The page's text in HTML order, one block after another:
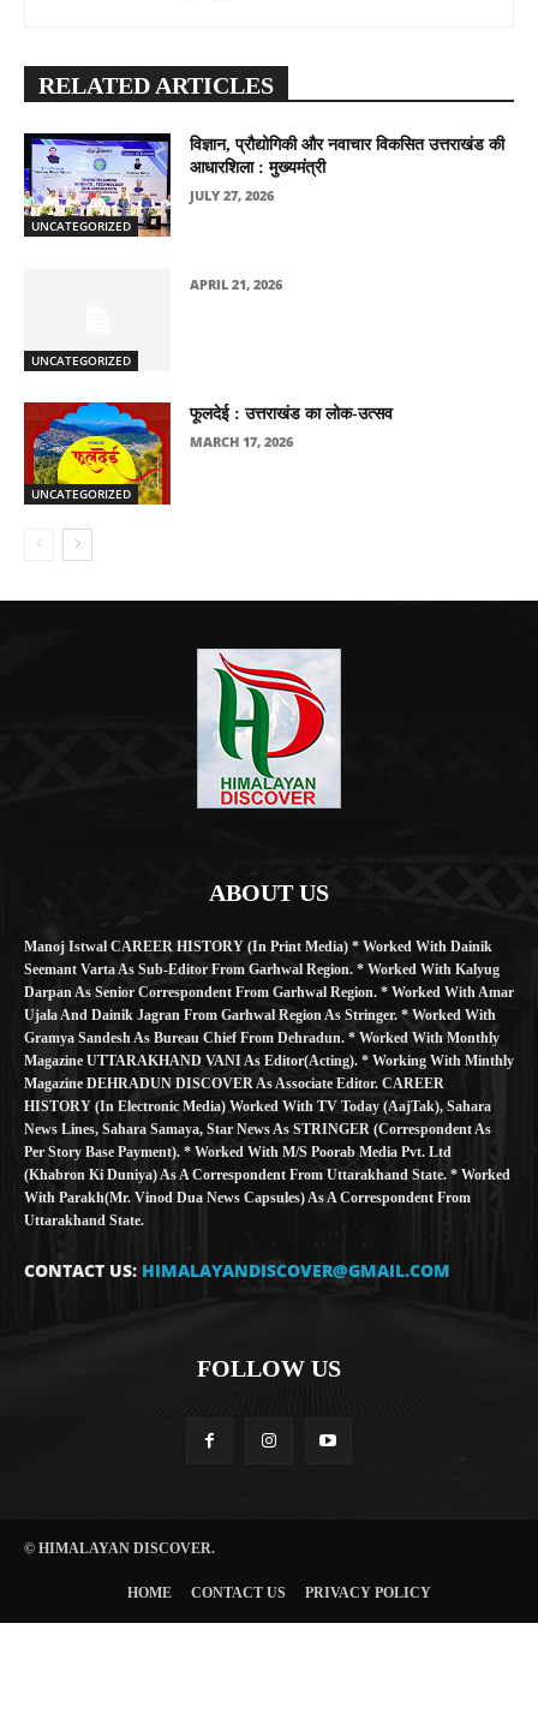
RELATED ARTICLES
UNCATEGORIZED
विज्ञान, प्रौद्योगिकी और नवाचार विकसित उत्तराखंड की
आधारशिला : मुख्यमंत्री
JULY 27, 2026
UNCATEGORIZED
APRIL 21, 2026
UNCATEGORIZED
फूलदेई : उत्तराखंड का लोक-उत्सव
MARCH 17, 2026
ABOUT US
Manoj Istwal CAREER HISTORY (in Print Media) * Worked With Dainik
Seemant Varta As Sub-Editor From Garhwal Region. * Worked With Kalyug
Darpan As Senior Correspondent From Garhwal Region. * Worked With Amar
Ujala And Dainik Jagran From Garhwal Region As Stringer. * Worked With
Gramya Sandesh As Bureau Chief From Dehradun. * Worked With Monthly
Magazine UTTARAKHAND VANI As Editor(Acting). * Working With Minthly
Magazine DEHRADUN DISCOVER As Associate Editor. CAREER
HISTORY (in Electronic Media) Worked With TV Today (AajTak), Sahara
News Lines, Sahara Samaya, Star News As STRINGER (Correspondent As
Per Story Base Payment). * Worked With M/S Poorab Media Pvt. Ltd
(Khabron Ki Duniya) As A Correspondent From Uttarakhand State. * Worked
With Parakh(Mr. Vinod Dua News Capsules) As A Correspondent From
Uttarakhand State.
CONTACT US: HIMALAYANDISCOVER@GMAIL.COM
FOLLOW US
© HIMALAYAN DISCOVER.
HOME CONTACT US PRIVACY POLICY